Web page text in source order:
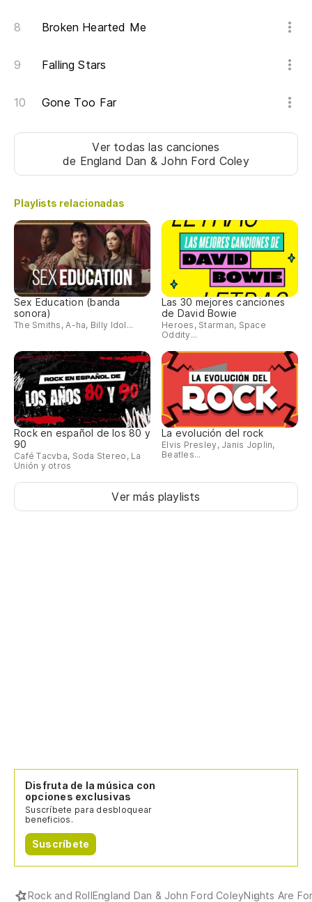
Broken Hearted Me
Falling Stars
Gone Too Far
Ver todas las canciones
de England Dan & John Ford Coley
Playlists relacionadas
Sex Education (banda
sonora)
The Smiths, A-ha, Billy Idol...
Las 30 mejores canciones
de David Bowie
Heroes, Starman, Space
Oddity...
Rock en español de los 80 y
90
Café Tacvba, Soda Stereo, La
Unión y otros
La evolución del rock
Elvis Presley, Janis Joplin,
Beatles...
Ver más playlists
Disfruta de la música con
opciones exclusivas
Suscríbete para desbloquear
beneficios.
Suscríbete
Rock and RollEngland Dan & John Ford ColeyNights Are